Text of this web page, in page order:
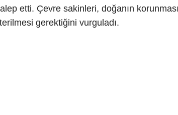
etti. Çevre sakinleri, doğanın
gerektiğini vurguladı.